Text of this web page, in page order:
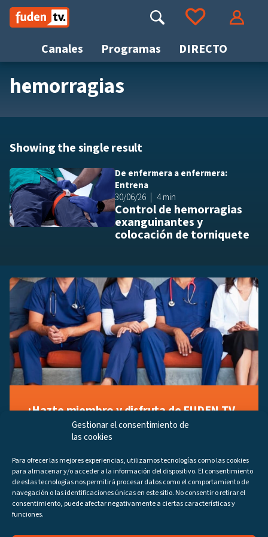
Gestionar el consentimiento de
las cookies
Para ofrecer las mejores experiencias, utilizamos tecnologías como las cookies
para almacenar y/o acceder a la información del dispositivo. El consentimiento
de estas tecnologías nos permitirá procesar datos como el comportamiento de
navegación o las identificaciones únicas en este sitio. No consentir o retirar el
consentimiento, puede afectar negativamente a ciertas características y
funciones.
Saltar
contenido
Canales Programas DIRECTO
Buscar Ir a tus favoritos
hemorragias
Showing the single result
De enfermera a enfermera:
Entrena
30/06/26
4 min
Control de hemorragias
exanguinantes y
colocación de torniquete
¡Hazte miembro y disfruta de FUDEN TV
a tu manera!
Regístrate ahora gratuitamente y marca tus videos
los últimos programas disponibles.
Regístrate ahora